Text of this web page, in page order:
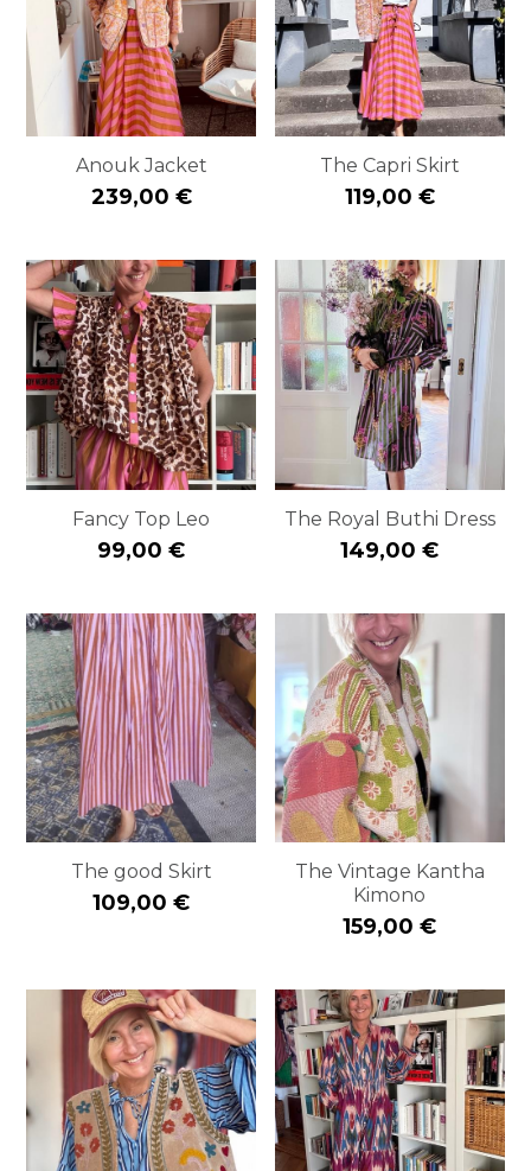
Anouk Jacket
239,00 €
The Capri Skirt
119,00 €
Fancy Top Leo
99,00 €
The Royal Buthi Dress
149,00 €
The good Skirt
109,00 €
The Vintage Kantha
Kimono
159,00 €